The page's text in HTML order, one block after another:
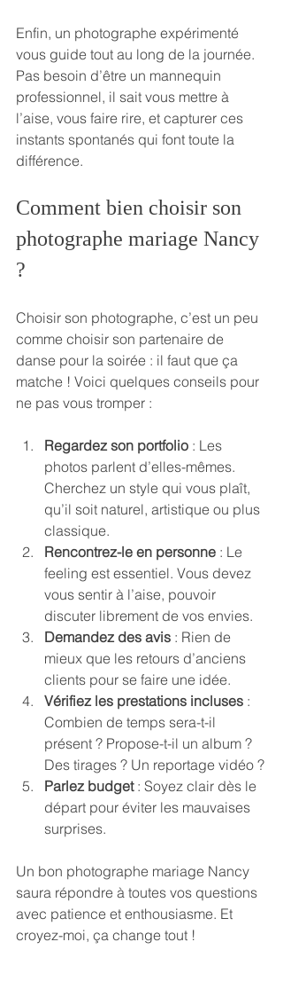
Enfin, un photographe expérimenté
vous guide tout au long de la journée.
Pas besoin d’être un mannequin
professionnel, il sait vous mettre à
l’aise, vous faire rire, et capturer ces
instants spontanés qui font toute la
différence.
Comment bien choisir son
photographe mariage Nancy
?
Choisir son photographe, c’est un peu
comme choisir son partenaire de
danse pour la soirée : il faut que ça
matche ! Voici quelques conseils pour
ne pas vous tromper :
Regardez son portfolio : Les
photos parlent d’elles-mêmes.
Cherchez un style qui vous plaît,
qu’il soit naturel, artistique ou plus
classique.
Rencontrez-le en personne : Le
feeling est essentiel. Vous devez
vous sentir à l’aise, pouvoir
discuter librement de vos envies.
Demandez des avis : Rien de
mieux que les retours d’anciens
clients pour se faire une idée.
Vérifiez les prestations incluses :
Combien de temps sera-t-il
présent ? Propose-t-il un album ?
Des tirages ? Un reportage vidéo ?
Parlez budget : Soyez clair dès le
départ pour éviter les mauvaises
surprises.
Un bon photographe mariage Nancy
saura répondre à toutes vos questions
avec patience et enthousiasme. Et
croyez-moi, ça change tout !